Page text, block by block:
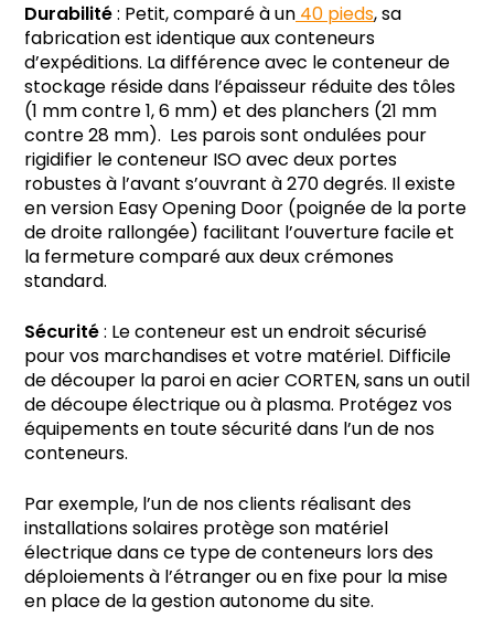
Durabilité: Petit, comparé à un40 pieds, sa
fabrication est identique aux conteneurs
d’expéditions. La différence avec le conteneur de
stockage réside dans l’épaisseur réduite des tôles
(1 mm contre 1, 6 mm) et des planchers (21 mm
contre 28 mm). Les parois sont ondulées pour
rigidifier le conteneur ISO avec deux portes
robustes à l’avant s’ouvrant à 270 degrés. Il existe
en version Easy Opening Door (poignée de la porte
de droite rallongée) facilitant l’ouverture facile et
la fermeture comparé aux deux crémones
standard.
Sécurité: Le conteneur est un endroit sécurisé
pour vos marchandises et votre matériel. Difficile
de découper la paroi en acier CORTEN, sans un outil
de découpe électrique ou à plasma. Protégez vos
équipements en toute sécurité dans l’un de nos
conteneurs.
Par exemple, l’un de nos clients réalisant des
installations solaires protège son matériel
électrique dans ce type de conteneurs lors des
déploiements à l’étranger ou en fixe pour la mise
en place de la gestion autonome du site.